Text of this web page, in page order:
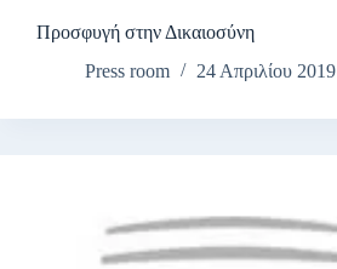
Προσφυγή στην Δικαιοσύνη
Press room
24 Απριλίου 2019